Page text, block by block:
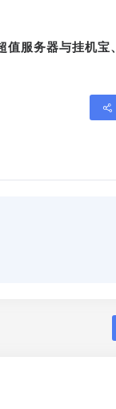
值服务器与挂机宝